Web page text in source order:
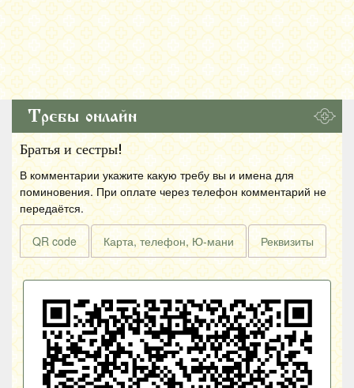
Требы онлайн
Братья и сестры!
В комментарии укажите какую требу вы и имена для
поминовения. При оплате через телефон комментарий не
передаётся.
QR code Карта, телефон, Ю-мани Реквизиты